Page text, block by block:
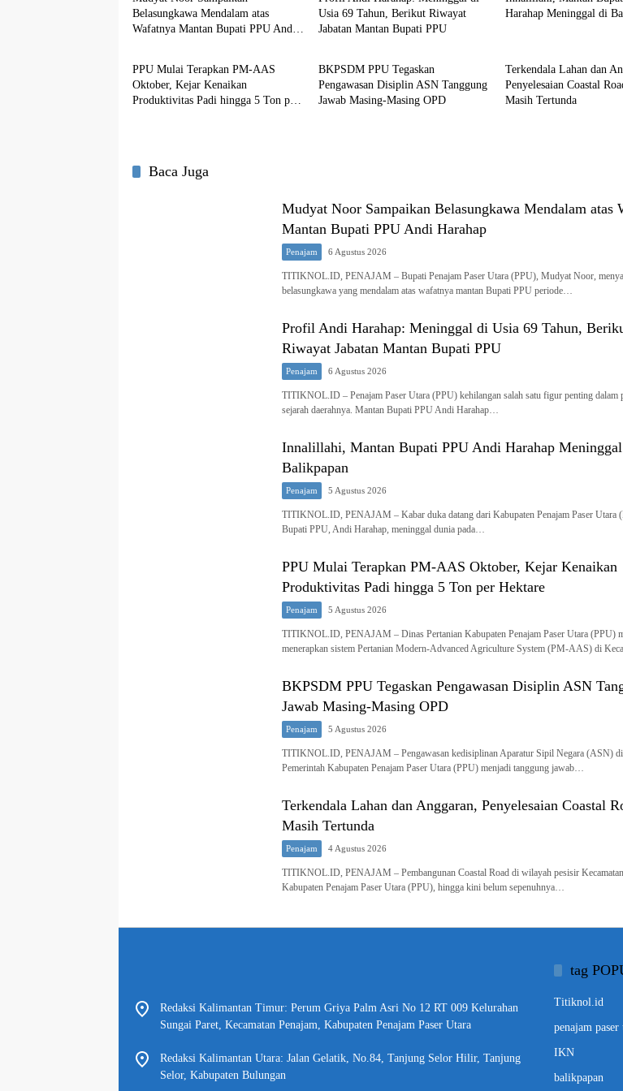
Belasungkawa Mendalam atas
Wafatnya Mantan Bupati PPU Andi
Usia 69 Tahun, Berikut Riwayat
Jabatan Mantan Bupati PPU
Harahap Meninggal di
Penajam
PPU Mulai Terapkan PM-AAS
Oktober, Kejar Kenaikan
Produktivitas Padi hingga 5 Ton per
BKPSDM PPU Tegaskan
Pengawasan Disiplin ASN Tanggung
Jawab Masing-Masing OPD
Terkendala Lahan dan
Penyelesaian Coastal
Masih Tertunda
Baca Juga
Mudyat Noor Sampaikan Belasungkawa Mendalam atas
Mantan Bupati PPU Andi Harahap
Penajam 6 Agustus 2026
TITIKNOL.ID, PENAJAM – Bupati Penajam Paser Utara (PPU), Mudyat Noor,
belasungkawa yang mendalam atas wafatnya mantan Bupati PPU periode…
Profil Andi Harahap: Meninggal di Usia 69 Tahun,
Riwayat Jabatan Mantan Bupati PPU
Penajam 6 Agustus 2026
TITIKNOL.ID – Penajam Paser Utara (PPU) kehilangan salah satu figur penting dalam
sejarah daerahnya. Mantan Bupati PPU Andi Harahap…
Innalillahi, Mantan Bupati PPU Andi Harahap
Balikpapan
Penajam 5 Agustus 2026
TITIKNOL.ID, PENAJAM – Kabar duka datang dari Kabupaten Penajam Paser Utara
Bupati PPU, Andi Harahap, meninggal dunia pada…
PPU Mulai Terapkan PM-AAS Oktober, Kejar Kenaikan
Produktivitas Padi hingga 5 Ton per Hektare
Penajam 5 Agustus 2026
TITIKNOL.ID, PENAJAM – Dinas Pertanian Kabupaten Penajam Paser Utara (PPU)
menerapkan sistem Pertanian Modern-Advanced Agriculture System (PM-AAS) di
BKPSDM PPU Tegaskan Pengawasan Disiplin ASN
Jawab Masing-Masing OPD
Penajam 5 Agustus 2026
TITIKNOL.ID, PENAJAM – Pengawasan kedisiplinan Aparatur Sipil Negara (ASN)
Pemerintah Kabupaten Penajam Paser Utara (PPU) menjadi tanggung jawab…
Terkendala Lahan dan Anggaran, Penyelesaian Coastal
Masih Tertunda
Penajam 4 Agustus 2026
TITIKNOL.ID, PENAJAM – Pembangunan Coastal Road di wilayah pesisir Kecamatan
Kabupaten Penajam Paser Utara (PPU), hingga kini belum sepenuhnya…
Redaksi Kalimantan Timur: Perum Griya Palm Asri No 12 RT 009 Kelurahan
Sungai Paret, Kecamatan Penajam, Kabupaten Penajam Paser Utara
Redaksi Kalimantan Utara: Jalan Gelatik, No.84, Tanjung Selor Hilir, Tanjung
Selor, Kabupaten Bulungan
tag
Titiknol.id
penajam paser
IKN
balikpapan